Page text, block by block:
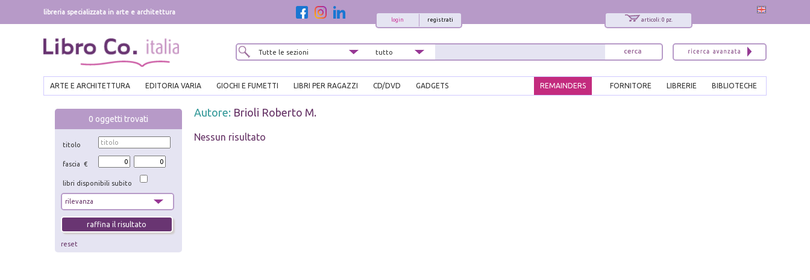
libreria specializzata in arte e architettura
articoli: 0 pz.
registrati
login
ARTE E ARCHITETTURA EDITORIA VARIA GIOCHI E FUMETTI LIBRI PER RAGAZZI CD/DVD GADGETS BIBLIOTECHE
LIBRERIE
FORNITORE
REMAINDERS
0 oggetti trovati
titolo
fascia €
libri disponibili subito
reset
Autore: Brioli Roberto M.
Nessun risultato